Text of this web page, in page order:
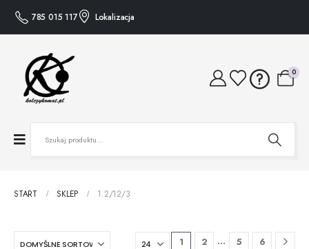
785 015 117 Lokalizacja
0
START SKLEP 1.2/12/3
1 2 … 5 6